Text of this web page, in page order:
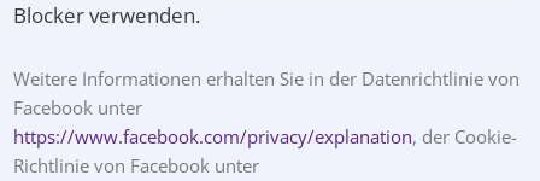
Blocker verwenden.
Weitere Informationen erhalten Sie in der Datenrichtlinie von
Facebook unter
https://www.facebook.com/privacy/explanation, der Cookie-
Richtlinie von Facebook unter